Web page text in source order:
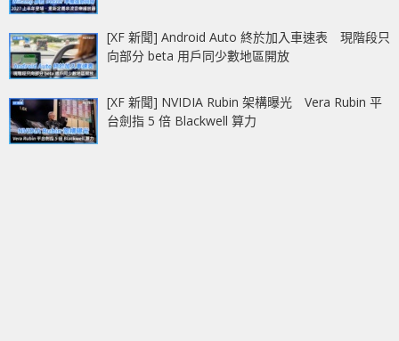
[XF 新聞] Android Auto 終於加入車速表 現階段只
向部分 beta 用戶同少數地區開放
[XF 新聞] NVIDIA Rubin 架構曝光 Vera Rubin 平
台劍指 5 倍 Blackwell 算力